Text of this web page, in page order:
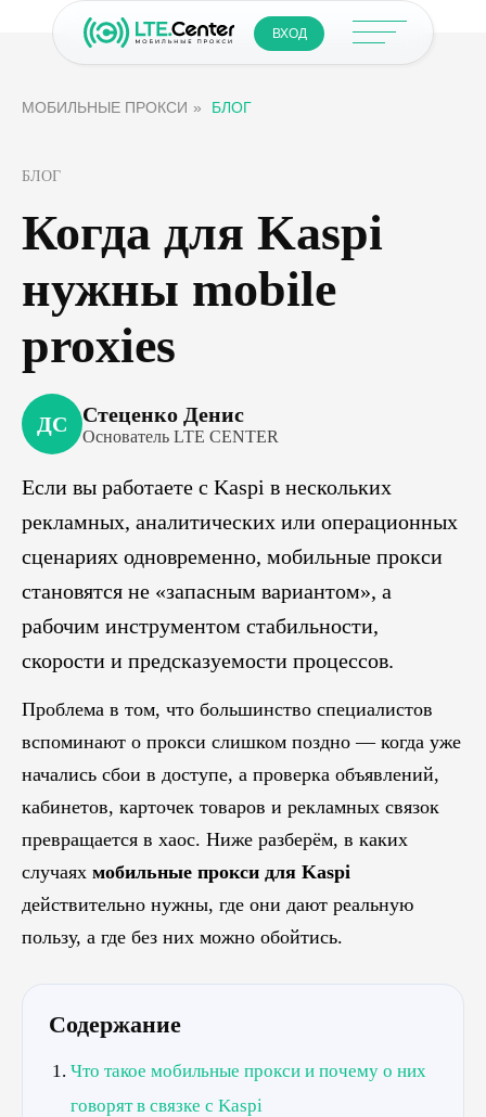
ВХОД
МОБИЛЬНЫЕ ПРОКСИ » БЛОГ
БЛОГ
Когда для Kaspi
нужны mobile
proxies
ДС Стеценко Денис
Основатель LTE CENTER
Если вы работаете с Kaspi в нескольких
рекламных, аналитических или операционных
сценариях одновременно, мобильные прокси
становятся не «запасным вариантом», а
рабочим инструментом стабильности,
скорости и предсказуемости процессов.
Проблема в том, что большинство специалистов
вспоминают о прокси слишком поздно — когда уже
начались сбои в доступе, а проверка объявлений,
кабинетов, карточек товаров и рекламных связок
превращается в хаос. Ниже разберём, в каких
случаях мобильные прокси для Kaspi
действительно нужны, где они дают реальную
пользу, а где без них можно обойтись.
Содержание
Что такое мобильные прокси и почему о них
говорят в связке с Kaspi